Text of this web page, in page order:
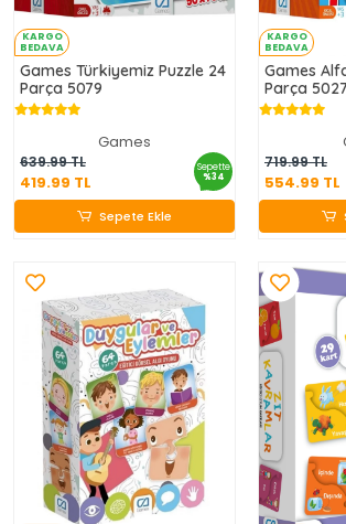
KARGO
BEDAVA
Games Türkiyemiz Puzzle 24
Parça 5079
Games
639.99 TL
419.99 TL
Sepette
%34
419.99 TL
Sepete Ekle
KARGO
BEDAVA
Games
Parça 5027
719.99 TL
554.99 TL